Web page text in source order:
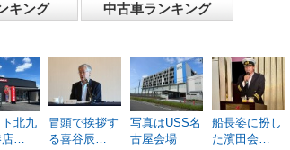
キング
中古車ランキング
北九
店…
冒頭で挨拶す
る喜谷辰…
写真はUSS名
古屋会場
船長姿に扮し
た濱田会…